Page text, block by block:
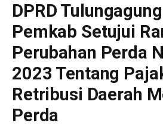
DPRD
Pemkab Setujui
Perubahan Perda
2023 Tentang
Retribusi Daerah
Perda